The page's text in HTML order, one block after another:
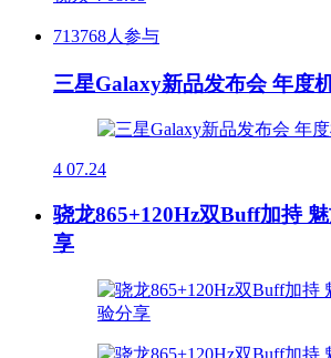
713768人参与
三星Galaxy新品发布会 年度
4 07.24
骁龙865+120Hz双Buff加持
享